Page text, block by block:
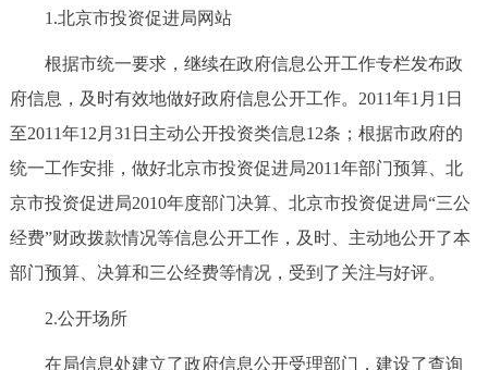
DEUTSCH FRANÇAIS РУССКИЙ ЯЗЫК
ESPAÑOL العربية PORTUGUÊS
回到顶部
1.北京市投资促进局网站
根据市统一要求，继续在政府信息公开工作专栏发布政
府信息，及时有效地做好政府信息公开工作。2011年1月1日
至2011年12月31日主动公开投资类信息12条；根据市政府的
统一工作安排，做好北京市投资促进局2011年部门预算、北
京市投资促进局2010年度部门决算、北京市投资促进局“三公
经费”财政拨款情况等信息公开工作，及时、主动地公开了本
部门预算、决算和三公经费等情况，受到了关注与好评。
2.公开场所
在局信息处建立了政府信息公开受理部门，建设了查询